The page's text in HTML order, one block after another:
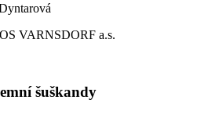
VARNSDORF a.s.
šuškandy